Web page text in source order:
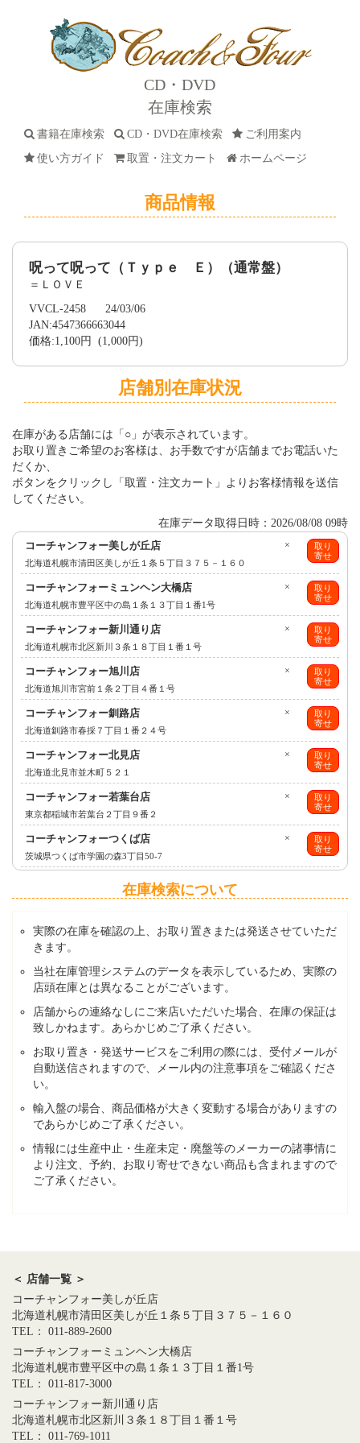
CD・DVD
在庫検索
書籍在庫検索 CD・DVD在庫検索
ご利用案内
使い方ガイド
取置・注文カート ホームページ
商品情報
呪って呪って（Ｔｙｐｅ Ｅ）（通常盤）
＝ＬＯＶＥ
VVCL-2458 24/03/06
JAN:4547366663044
価格:1,100円 (1,000円)
店舗別在庫状況
在庫がある店舗には「○」が表示されています。
お取り置きご希望のお客様は、お手数ですが店舗までお電話いた
だくか、
ボタンをクリックし「取置・注文カート」よりお客様情報を送信
してください。
在庫データ取得日時：2026/08/08 09時
取り
寄せ
×
コーチャンフォー美しが丘店
北海道札幌市清田区美しが丘１条５丁目３７５－１６０
取り
寄せ
×
コーチャンフォーミュンヘン大橋店
北海道札幌市豊平区中の島１条１３丁目１番1号
取り
寄せ
×
コーチャンフォー新川通り店
北海道札幌市北区新川３条１８丁目１番１号
取り
寄せ
×
コーチャンフォー旭川店
北海道旭川市宮前１条２丁目４番１号
取り
寄せ
×
コーチャンフォー釧路店
北海道釧路市春採７丁目１番２４号
取り
寄せ
×
コーチャンフォー北見店
北海道北見市並木町５２１
取り
寄せ
×
コーチャンフォー若葉台店
東京都稲城市若葉台２丁目９番２
取り
寄せ
×
コーチャンフォーつくば店
茨城県つくば市学園の森3丁目50-7
在庫検索について
実際の在庫を確認の上、お取り置きまたは発送させていただ
きます。
当社在庫管理システムのデータを表示しているため、実際の
店頭在庫とは異なることがございます。
店舗からの連絡なしにご来店いただいた場合、在庫の保証は
致しかねます。あらかじめご了承ください。
お取り置き・発送サービスをご利用の際には、受付メールが
自動送信されますので、メール内の注意事項をご確認くださ
い。
輸入盤の場合、商品価格が大きく変動する場合がありますの
であらかじめご了承ください。
情報には生産中止・生産未定・廃盤等のメーカーの諸事情に
より注文、予約、お取り寄せできない商品も含まれますので
ご了承ください。
＜ 店舗一覧 ＞
コーチャンフォー美しが丘店
北海道札幌市清田区美しが丘１条５丁目３７５－１６０
TEL： 011-889-2600
コーチャンフォーミュンヘン大橋店
北海道札幌市豊平区中の島１条１３丁目１番1号
TEL： 011-817-3000
コーチャンフォー新川通り店
北海道札幌市北区新川３条１８丁目１番１号
TEL： 011-769-1011